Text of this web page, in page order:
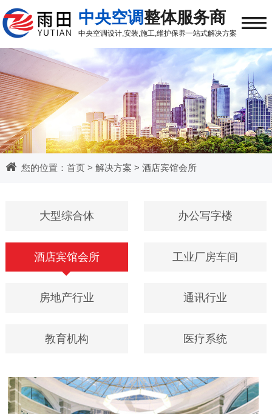
中央空调整体服务商
中央空调设计,安装,施工,维护保养一站式解决方案 ≡
您的位置： 首页> 解决方案 > 酒店宾馆会所
大型综合体 办公写字楼
酒店宾馆会所 工业厂房车间
房地产行业 通讯行业
教育机构 医疗系统